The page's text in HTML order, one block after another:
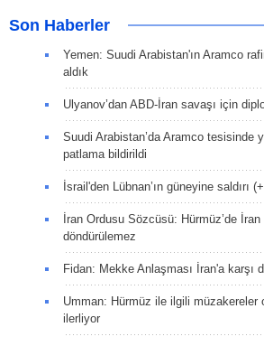
Son Haberler
Yemen: Suudi Arabistan'ın Aramco
aldık
Ulyanov’dan ABD-İran savaşı için
Suudi Arabistan’da Aramco tesisinde
patlama bildirildi
İsrail'den Lübnan’ın güneyine saldırı
İran Ordusu Sözcüsü: Hürmüz’de İran
döndürülemez
Fidan: Mekke Anlaşması İran'a karşı
Umman: Hürmüz ile ilgili müzakereler
ilerliyor